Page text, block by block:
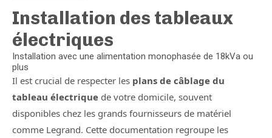
Installation des tableaux
électriques
Installation avec une alimentation monophasée de 18kVa ou
plus
Il est crucial de respecter les plans de câblage du
tableau électrique de votre domicile, souvent
disponibles chez les grands fournisseurs de matériel
comme Legrand. Cette documentation regroupe les